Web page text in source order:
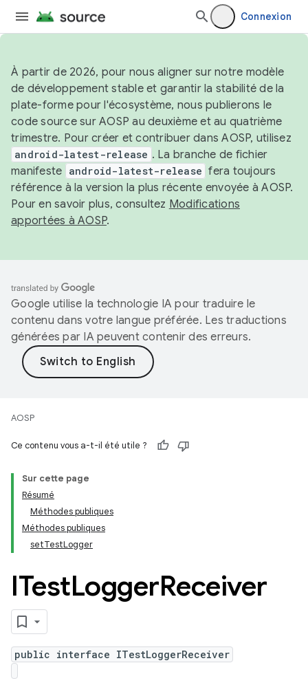
Connexion
À partir de 2026, pour nous aligner sur notre modèle
de développement stable et garantir la stabilité de la
plate-forme pour l'écosystème, nous publierons le
code source sur AOSP au deuxième et au quatrième
trimestre. Pour créer et contribuer dans AOSP, utilisez
android-latest-release . La branche de fichier
manifeste android-latest-release fera toujours
référence à la version la plus récente envoyée à AOSP.
Pour en savoir plus, consultez Modifications
apportées à AOSP.
Google utilise la technologie IA pour traduire le
contenu dans votre langue préférée. Les traductions
générées par IA peuvent contenir des erreurs.
AOSP
Ce contenu vous a-t-il été utile ?
Sur cette page
Résumé
Méthodes publiques
Méthodes publiques
setTestLogger
ITestLoggerReceiver
public interface ITestLoggerReceiver